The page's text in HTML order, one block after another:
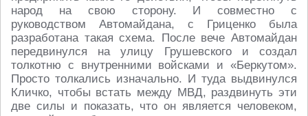
народ на свою сторону. И совместно с
руководством Автомайдана, с Гриценко была
разработана такая схема. После вече Автомайдан
передвинулся на улицу Грушевского и создал
толкотню с внутренними войсками и «Беркутом».
Просто толкались изначально. И туда выдвинулся
Кличко, чтобы встать между МВД, раздвинуть эти
две силы и показать, что он является человеком,